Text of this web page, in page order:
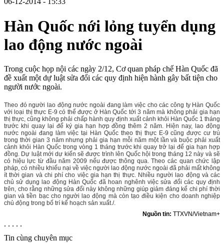
Hàn Quốc nới lỏng tuyển dụng
lao động nước ngoài
Trong cuộc họp nội các ngày 2/12, Cơ quan pháp chế Hàn Quốc đã
đề xuất một dự luật sửa đổi các quy định hiện hành gây bất tiện cho
người nước ngoài.
Theo đó người lao động nước ngoài đang làm việc cho các công ty Hàn Quốc
với loại thị thực E-9 có thể được ở Hàn Quốc tới 3 năm mà không phải gia hạn
thị thực, cũng không phải chấp hành quy định xuất cảnh khỏi Hàn Quốc 1 tháng
trước khi quay lại để ký gia hạn hợp đồng thêm 2 năm. Hiện nay, lao động
nước ngoài đang làm việc tại Hàn Quốc theo thị thực E-9 cũng được cư trú
trong thời gian 3 năm nhưng phải gia hạn mỗi năm một lần và buộc phải xuất
cảnh khỏi Hàn Quốc trong vòng 1 tháng trước khi quay trở lại để gia hạn hợp
đồng. Dự luật mới dự kiến sẽ được trình lên Quốc hội trong tháng 12 này và sẽ
có hiệu lực từ đầu năm 2009 nếu được thông qua. Theo các quan chức lập
pháp, có nhiều khiếu nại về việc người lao động nước ngoài đã phải mất không
ít thời gian và chi phí cho việc gia hạn thị thực. Nhiều người lao động và các
chủ sử dụng lao động Hàn Quốc đã hoan nghênh việc sửa đổi các quy định
trên, cho rằng những sửa đổi này không những giúp giảm đáng kể chi phí thời
gian và tiền bạc cho người lao động mà còn tạo điều kiện cho doanh nghiệp
chủ động trong bố trí kế hoạch sản xuất./.
Nguồn tin: TTXVN/Vietnam+
. . . . .
Tin cùng chuyên mục